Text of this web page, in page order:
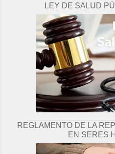
g
i
n
a
LEY DE SALUD
REGLAMENTO DE LA
EN SERES